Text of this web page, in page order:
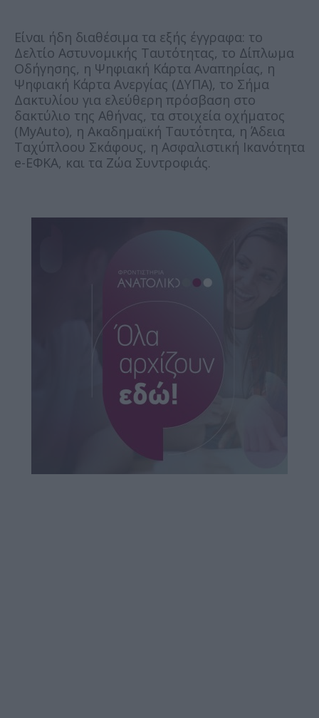
Είναι ήδη διαθέσιμα τα εξής έγγραφα: το
Δελτίο Αστυνομικής Ταυτότητας, το Δίπλωμα
Οδήγησης, η Ψηφιακή Κάρτα Αναπηρίας, η
Ψηφιακή Κάρτα Ανεργίας (ΔΥΠΑ), το Σήμα
Δακτυλίου για ελεύθερη πρόσβαση στο
δακτύλιο της Αθήνας, τα στοιχεία οχήματος
(MyAuto), η Ακαδημαϊκή Ταυτότητα, η Άδεια
Ταχύπλοου Σκάφους, η Ασφαλιστική Ικανότητα
e-ΕΦΚΑ, και τα Ζώα Συντροφιάς.